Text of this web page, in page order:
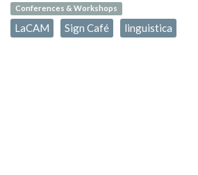
Conferences & Workshops
LaCAM Sign Café linguistica